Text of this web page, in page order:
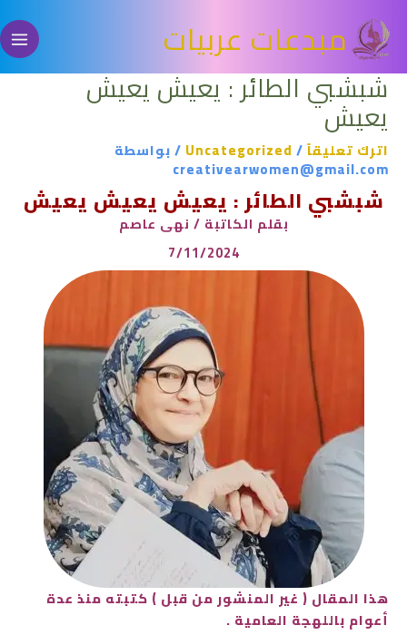
إلى
المحتوىمبدعات عربيات
شبشبي الطائر : يعيش يعيش
يعيش
اترك تعليقاً/
Uncategorized / بواسطة
creativearwomen@gmail.com
شبشبي الطائر : يعيش يعيش يعيش
بقلم الكاتبة / نهى عاصم
7/11/2024
هذا المقال ( غير المنشور من قبل ) كتبته منذ عدة
أعوام باللهجة العامية .